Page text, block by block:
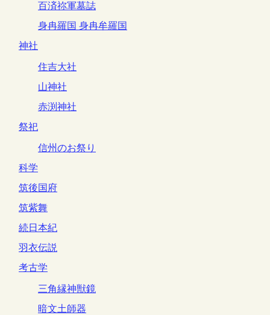
百済祢軍墓誌
身冉羅国 身冉牟羅国
神社
住吉大社
山神社
赤渕神社
祭祀
信州のお祭り
科学
筑後国府
筑紫舞
続日本紀
羽衣伝説
考古学
三角縁神獣鏡
暗文土師器